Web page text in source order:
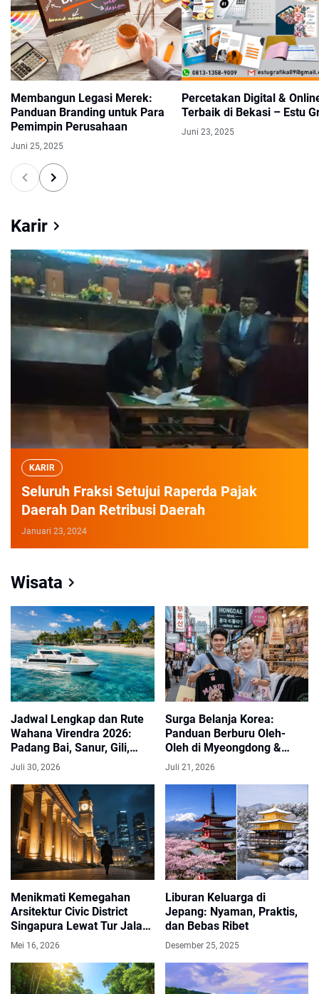
Membangun Legasi Merek:
Panduan Branding untuk Para
Pemimpin Perusahaan
Juni 25, 2025
Percetakan Digital &
Terbaik di Bekasi – Estu
Juni 23, 2025
Karir
KARIR
Seluruh Fraksi Setujui Raperda Pajak
Daerah Dan Retribusi Daerah
Januari 23, 2024
Wisata
Jadwal Lengkap dan Rute
Wahana Virendra 2026:
Padang Bai, Sanur, Gili,
Senggigi, Nusa Penida
Juli 30, 2026
Surga Belanja Korea:
Panduan Berburu Oleh-
Oleh di Myeongdong &
Hongdae
Juli 21, 2026
Menikmati Kemegahan
Arsitektur Civic District
Singapura Lewat Tur Jalan
Kaki Malam Hari
Mei 16, 2026
Liburan Keluarga di
Jepang: Nyaman, Praktis,
dan Bebas Ribet
Desember 25, 2025